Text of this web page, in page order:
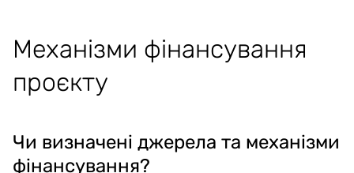
Механізми фінансування
проєкту
Чи визначені джерела та механізми
фінансування?